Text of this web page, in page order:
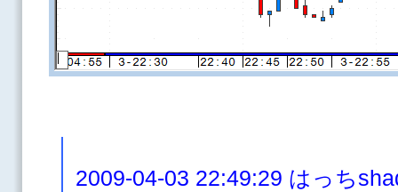
2009-04-03 22:49:29 はっち